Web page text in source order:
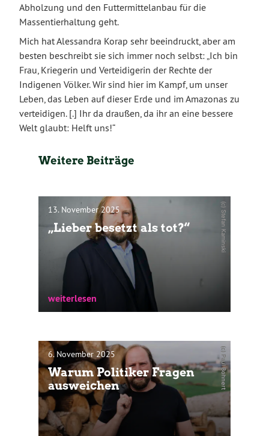
Abholzung und den Futtermittelanbau für die
Massentierhaltung geht.
Mich hat Alessandra Korap sehr beeindruckt, aber am
besten beschreibt sie sich immer noch selbst: „Ich bin
Frau, Kriegerin und Verteidigerin der Rechte der
Indigenen Völker. Wir sind hier im Kampf, um unser
Leben, das Leben auf dieser Erde und im Amazonas zu
verteidigen. [.] Ihr da draußen, da ihr an eine bessere
Welt glaubt: Helft uns!“
Weitere Beiträge
(c) Stefan Kaminski
13. November 2025
„Lieber besetzt als tot?“
weiterlesen
von Ole Nymoen, einem der lautesten
Gegner einer st...
weiterlesen
(c) Paul Bohnert
6. November 2025
Warum Politiker Fragen
ausweichen